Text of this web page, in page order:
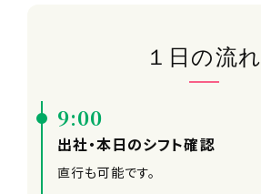
１日の流れ
9:00
出社・本日のシフト確認
直行も可能です。